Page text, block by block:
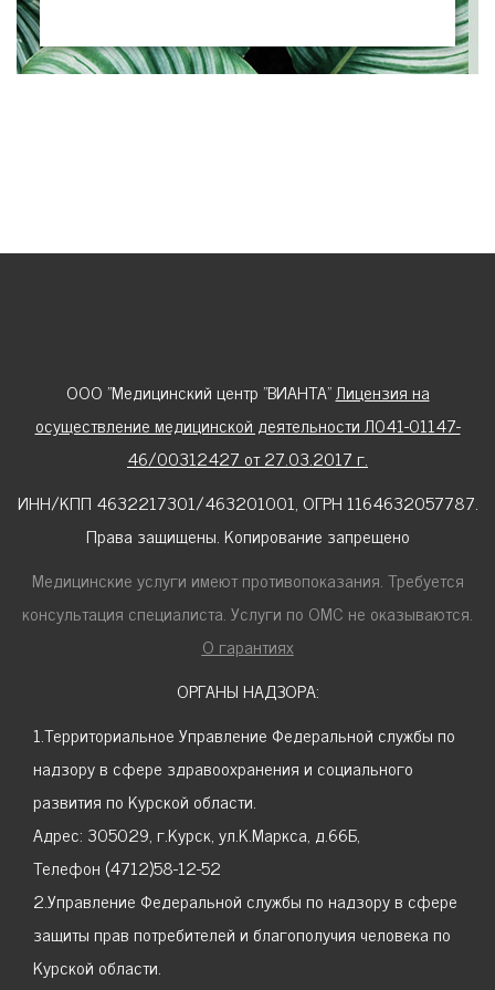
ООО "Медицинский центр "ВИАНТА"Лицензия на
осуществление медицинской деятельности Л041-01147-
46/00312427 от 27.03.2017 г.
ИНН/КПП 4632217301/463201001, ОГРН 1164632057787.
Права защищены. Копирование запрещено
Медицинские услуги имеют противопоказания. Требуется
консультация специалиста. Услуги по ОМС не оказываются.
О гарантиях
ОРГАНЫ НАДЗОРА:
1.Территориальное Управление Федеральной службы по
надзору в сфере здравоохранения и социального
развития по Курской области.
Адрес: 305029, г.Курск, ул.К.Маркса, д.66Б,
Телефон (4712)58-12-52
2.Управление Федеральной службы по надзору в сфере
защиты прав потребителей и благополучия человека по
Курской области.